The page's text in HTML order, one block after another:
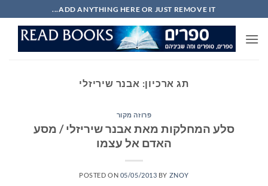
to
content
ADD ANYTHING HERE OR JUST REMOVE IT...
תג ארכיון: אבנר שיריזלי
פרוזה מקור
סלע המחלקות מאת אבנר שיריזלי / מסע
האדם אל עצמו
POSTED ON 05/05/2013 BY ZNOY